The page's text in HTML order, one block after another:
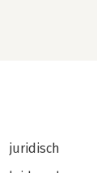
juridisch